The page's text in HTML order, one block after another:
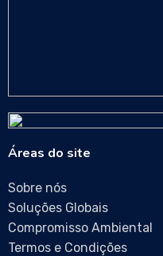
Áreas do site
Sobre nós
Soluções Globais
Compromisso Ambiental
Termos e Condições